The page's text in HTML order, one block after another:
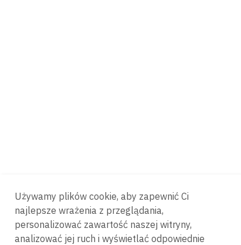
Używamy plików cookie, aby zapewnić Ci
najlepsze wrażenia z przeglądania,
personalizować zawartość naszej witryny,
analizować jej ruch i wyświetlać odpowiednie